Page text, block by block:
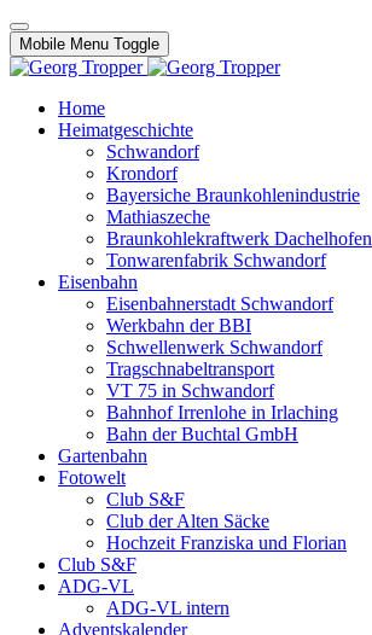
Mobile Menu Toggle
Home
Heimatgeschichte
Schwandorf
Krondorf
Bayersiche Braunkohlenindustrie
Mathiaszeche
Braunkohlekraftwerk Dachelhofen
Tonwarenfabrik Schwandorf
Eisenbahn
Eisenbahnerstadt Schwandorf
Werkbahn der BBI
Schwellenwerk Schwandorf
Tragschnabeltransport
VT 75 in Schwandorf
Bahnhof Irrenlohe in Irlaching
Bahn der Buchtal GmbH
Gartenbahn
Fotowelt
Club S&F
Club der Alten Säcke
Hochzeit Franziska und Florian
Club S&F
ADG-VL
ADG-VL intern
Adventskalender